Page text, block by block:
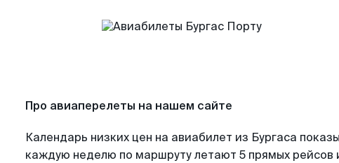
Про авиаперелеты на нашем сайте
Календарь низких цен на авиабилет из Бургаса
каждую неделю по маршруту летают 5 прямых рейсов